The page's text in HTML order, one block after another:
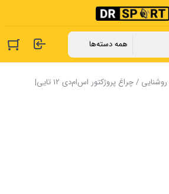
روشنایی
/ چراغ پروژکتور اس‌ام‌دی 12 تایی|